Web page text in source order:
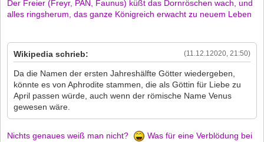
Der Freier (Freyr, PAN, Faunus) küßt das Dornröschen wach, und
alles ringsherum, das ganze Königreich erwacht zu neuem Leben
(11.12.12020, 21:50)
Wikipedia schrieb:
Da die Namen der ersten Jahreshälfte Götter wiedergeben,
könnte es von Aphrodite stammen, die als Göttin für Liebe zu
April passen würde, auch wenn der römische Name Venus
gewesen wäre.
Nichts genaues weiß man nicht?
Was für eine Verblödung bei